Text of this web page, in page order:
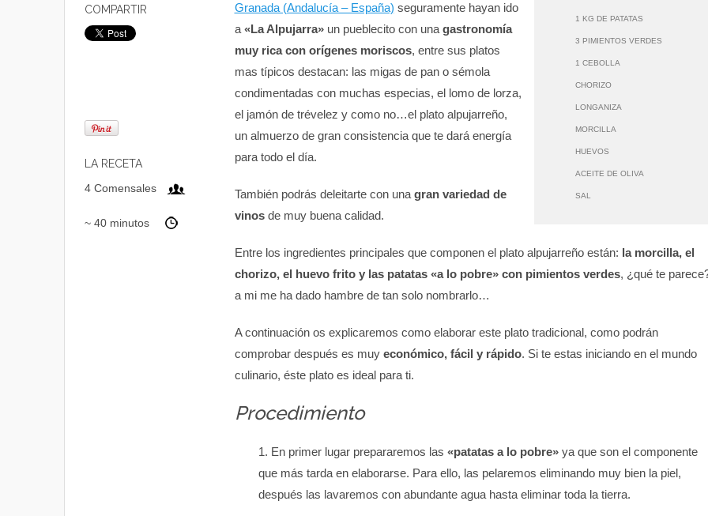
COMPARTIR
LA RECETA
4 Comensales
~ 40 minutos
1 KG DE PATATAS
3 PIMIENTOS VERDES
1 CEBOLLA
CHORIZO
LONGANIZA
MORCILLA
HUEVOS
ACEITE DE OLIVA
SAL
Granada (Andalucía – España) seguramente hayan ido
a «La Alpujarra»un pueblecito con una gastronomía
muy rica con orígenes moriscos, entre sus platos
mas típicos destacan: las migas de pan o sémola
condimentadas con muchas especias, el lomo de lorza,
el jamón de trévelez y como no…el plato alpujarreño,
un almuerzo de gran consistencia que te dará energía
para todo el día.
También podrás deleitarte con una gran variedad de
vinosde muy buena calidad.
Entre los ingredientes principales que componen el plato alpujarreño están: la morcilla, el
chorizo, el huevo frito y las patatas «a lo pobre» con pimientos verdes, ¿qué te
a mi me ha dado hambre de tan solo nombrarlo…
A continuación os explicaremos como elaborar este plato tradicional, como podrán
comprobar después es muy económico, fácil y rápido. Si te estas iniciando en el mundo
culinario, éste plato es ideal para ti.
Procedimiento
En primer lugar prepararemos las «patatas a lo pobre»ya que son el componente
que más tarda en elaborarse. Para ello, las pelaremos eliminando muy bien la piel,
después las lavaremos con abundante agua hasta eliminar toda la tierra.